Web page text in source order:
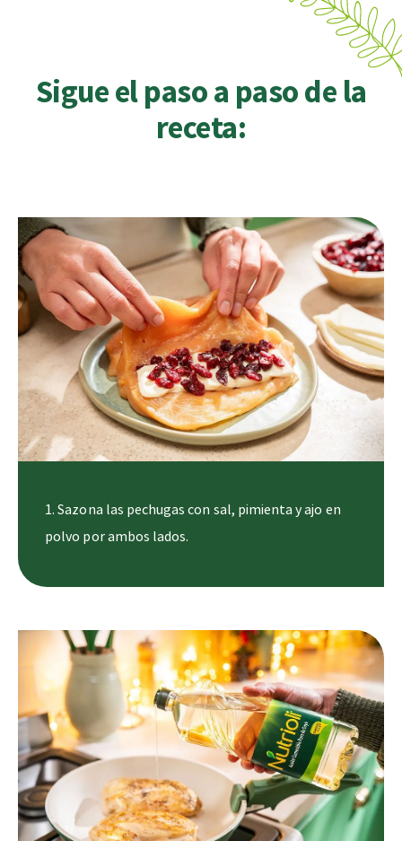
Sigue el paso a paso de la
receta:
1. Sazona las pechugas con sal, pimienta y ajo en
polvo por ambos lados.